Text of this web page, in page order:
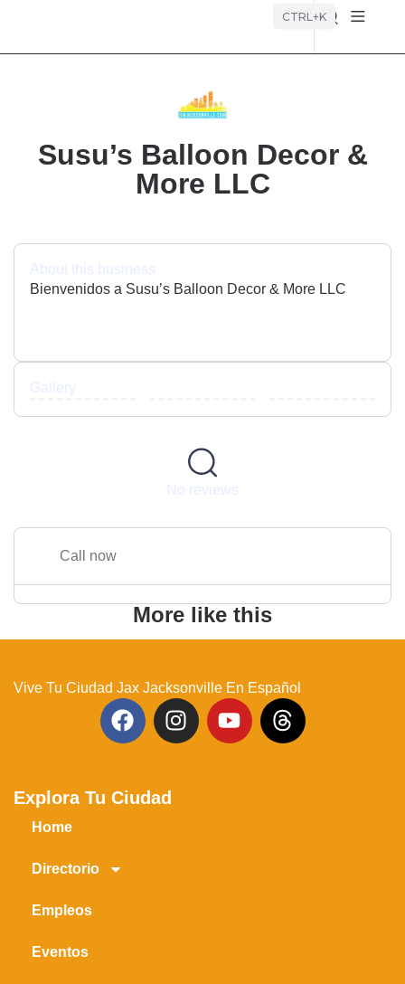
CTRL+K
Susu’s Balloon Decor &
More LLC
About this business
Bienvenidos a Susu’s Balloon Decor & More LLC
Gallery
No reviews
Call now
More like this
Vive Tu Ciudad Jax Jacksonville En Español
Explora Tu Ciudad
Home
Directorio
Empleos
Eventos